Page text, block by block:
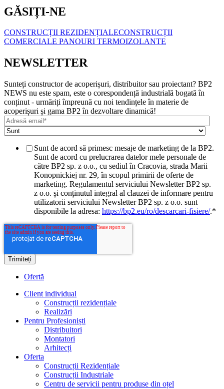
GĂSIȚI-NE
CONSTRUCȚII REZIDENȚIALECONSTRUCȚII
COMERCIALE PANOURI TERMOIZOLANTE
NEWSLETTER
Sunteți constructor de acoperișuri, distribuitor sau proiectant? BP2
NEWS nu este spam, este o corespondență industrială bogată în
conținut - urmăriți împreună cu noi tendințele în materie de
acoperișuri și gama BP2 în dezvoltare dinamică!
Sunt de acord să primesc mesaje de marketing de la BP2.
Sunt de acord cu prelucrarea datelor mele personale de
către BP2 sp. z o.o., cu sediul în Cracovia, strada Marii
Konopnickiej nr. 29, în scopul primirii de oferte de
marketing. Regulamentul serviciului Newsletter BP2 sp.
z o.o. și conținutul integral al clauzei de informare pentru
utilizatorii serviciului Newsletter BP2 sp. z o.o. sunt
disponibile la adresa: https://bp2.eu/ro/descarcari-fisiere/.*
Ofertă
Client individual
Construcții rezidențiale
Realizări
Pentru Profesioniști
Distribuitori
Montatori
Arhitecți
Oferta
Construcții Rezidențiale
Construcții Industriale
Centru de servicii pentru produse din oțel